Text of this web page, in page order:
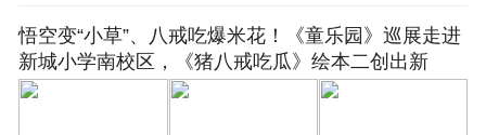
悟空变“小草”、八戒吃爆米花！《童乐园》巡展走进
新城小学南校区，《猪八戒吃瓜》绘本二创出新